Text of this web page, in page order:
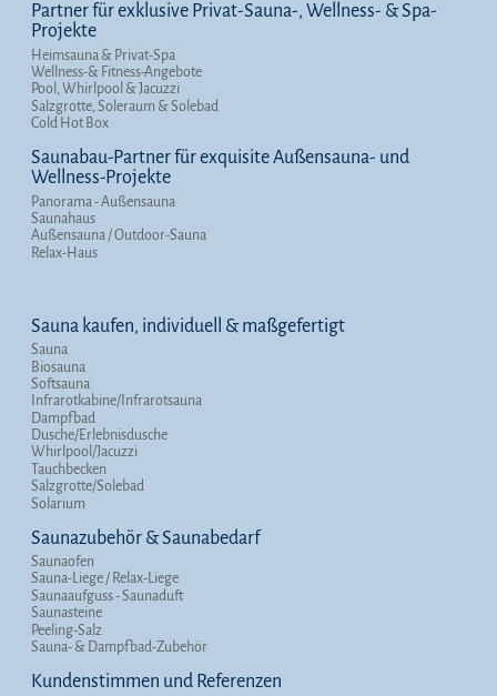
Partner für exklusive Privat-Sauna-, Wellness- & Spa-
Projekte
Heimsauna & Privat-Spa
Wellness-& Fitness-Angebote
Pool, Whirlpool & Jacuzzi
Salzgrotte, Soleraum & Solebad
Cold Hot Box
Saunabau-Partner für exquisite Außensauna- und
Wellness-Projekte
Panorama - Außensauna
Saunahaus
Außensauna / Outdoor-Sauna
Relax-Haus
Sauna kaufen, individuell & maßgefertigt
Sauna
Biosauna
Softsauna
Infrarotkabine/Infrarotsauna
Dampfbad
Dusche/Erlebnisdusche
Whirlpool/Jacuzzi
Tauchbecken
Salzgrotte/Solebad
Solarium
Saunazubehör & Saunabedarf
Saunaofen
Sauna-Liege / Relax-Liege
Saunaaufguss - Saunaduft
Saunasteine
Peeling-Salz
Sauna- & Dampfbad-Zubehör
Kundenstimmen und Referenzen